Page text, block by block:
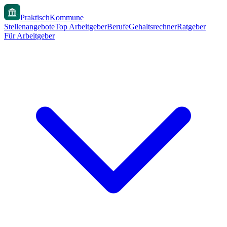
PraktischKommune
StellenangeboteTop ArbeitgeberBerufeGehaltsrechnerRatgeber
Für Arbeitgeber